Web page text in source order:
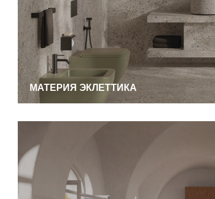
МАТЕРИЯ ЭКЛЕТТИКА